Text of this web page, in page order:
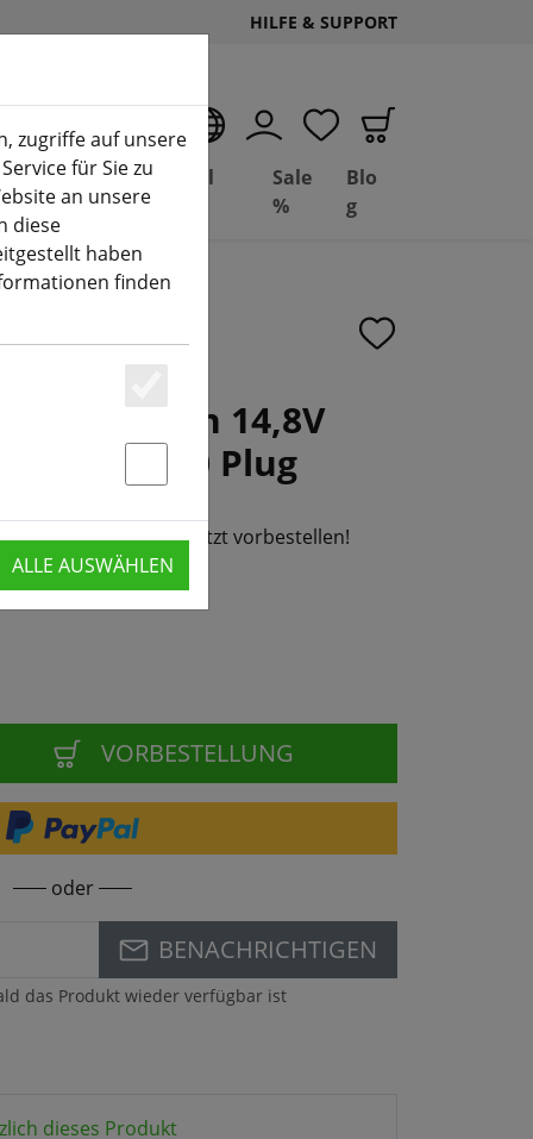
HILFE & SUPPORT
Seite)
Deal
Depot
Basil
Sale
%
Blo
g
4000mAh 14,8V
Akku XT60 Plug
wieder lieferbar - jetzt vorbestellen!
VORBESTELLUNG
oder
BENACHRICHTIGEN
das Produkt wieder verfügbar ist
dieses Produkt
zugriffe auf unsere
für Sie zu
an unsere
diese
haben
finden
Essenziell
Statstik & Marketing
ALLE AUSWÄHLEN